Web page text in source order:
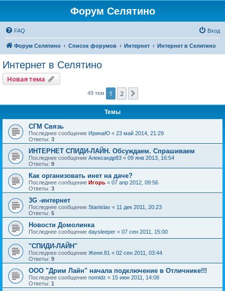
Форум Селятино
FAQ Вход
Форум Селятино Список форумов Интернет Интернет в Селятино
Интернет в Селятино
Новая тема
49 тем 1 2
Темы
СГМ Связь
Последнее сообщение ИринаЮ « 23 май 2014, 21:29
Ответы: 3
ИНТЕРНЕТ СПИДИ-ЛАЙН. Обсуждаем. Спрашиваем
Последнее сообщение Александр83 « 09 янв 2013, 16:54
Ответы: 9
Как организовать инет на даче?
Последнее сообщение Игорь « 07 апр 2012, 09:56
Ответы: 3
3G -интернет
Последнее сообщение Stanislav « 11 дек 2011, 20:23
Ответы: 5
Новости Домолинка
Последнее сообщение daysleeper « 07 сен 2011, 15:00
"СПИДИ-ЛАЙН"
Последнее сообщение Женя.81 « 02 сен 2011, 03:44
Ответы: 9
ООО "Дрим Лайн" начала подключение в Отличнике!!!
Последнее сообщение nomidz « 15 июн 2011, 14:08
Ответы: 1